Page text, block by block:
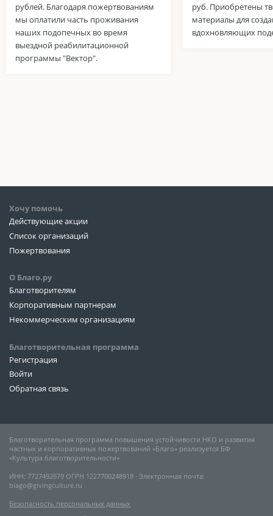
рублей. Благодаря пожертвованиям
мы оплатили часть проживания
наших подопечных во время
выездной реабилитационной
программы "Вектор".
руб. Приобретены
материалы для
вдохновляющих
Хочу помочь
Действующие акции
Список организаций
Пожертвования
О Благо.ру
Благотворителям
Корпоративным партнерам
Некоммерческим организациям
Благотворительная программа
Регистрация
Войти
Обратная связь
Благотворительная программа повышения устойчивости НКО и развития
частных и корпоративных пожертвований «Благо» реализуется БФ
«Культура благотворительности»
ИНН: 7727492679 ОГРН 1227700248918 ∙ Электронная почта:
blago@givingculture.ru
Безопасность персональных данных